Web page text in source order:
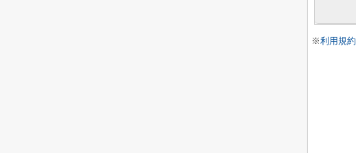
※利用規約